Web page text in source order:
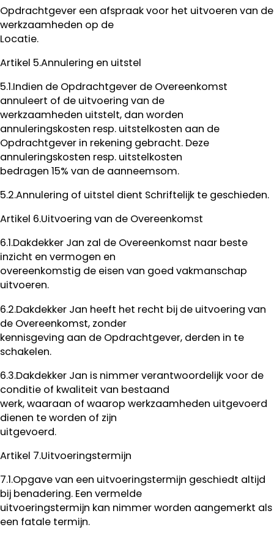
Opdrachtgever een afspraak voor het uitvoeren van de
werkzaamheden op de
Locatie.
Artikel 5.Annulering en uitstel
5.1.Indien de Opdrachtgever de Overeenkomst
annuleert of de uitvoering van de
werkzaamheden uitstelt, dan worden
annuleringskosten resp. uitstelkosten aan de
Opdrachtgever in rekening gebracht. Deze
annuleringskosten resp. uitstelkosten
bedragen 15% van de aanneemsom.
5.2.Annulering of uitstel dient Schriftelijk te geschieden.
Artikel 6.Uitvoering van de Overeenkomst
6.1.Dakdekker Jan zal de Overeenkomst naar beste
inzicht en vermogen en
overeenkomstig de eisen van goed vakmanschap
uitvoeren.
6.2.Dakdekker Jan heeft het recht bij de uitvoering van
de Overeenkomst, zonder
kennisgeving aan de Opdrachtgever, derden in te
schakelen.
6.3.Dakdekker Jan is nimmer verantwoordelijk voor de
conditie of kwaliteit van bestaand
werk, waaraan of waarop werkzaamheden uitgevoerd
dienen te worden of zijn
uitgevoerd.
Artikel 7.Uitvoeringstermijn
7.1.Opgave van een uitvoeringstermijn geschiedt altijd
bij benadering. Een vermelde
uitvoeringstermijn kan nimmer worden aangemerkt als
een fatale termijn.